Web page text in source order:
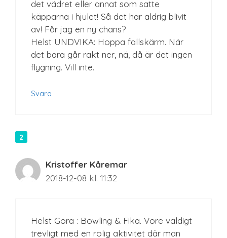
det vädret eller annat som satte
käpparna i hjulet! Så det har aldrig blivit
av! Får jag en ny chans?
Helst UNDVIKA: Hoppa fallskärm. När
det bara går rakt ner, nä, då är det ingen
flygning. Vill inte.
Svara
Kristoffer Kåremar
2018-12-08 kl. 11:32
Helst Göra : Bowling & Fika. Vore väldigt
trevligt med en rolig aktivitet där man